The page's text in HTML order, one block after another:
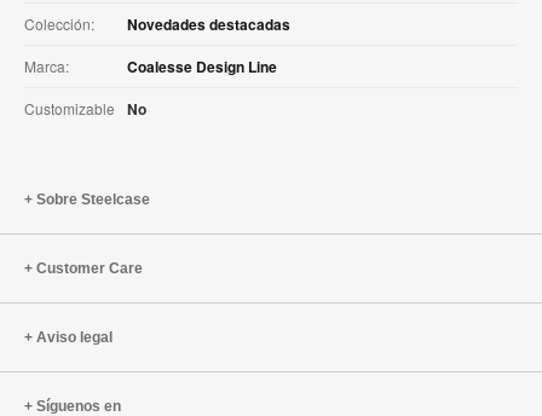
Colección: Novedades destacadas
Marca: Coalesse Design Line
Customizable No
Sobre Steelcase
Customer Care
Aviso legal
Síguenos en